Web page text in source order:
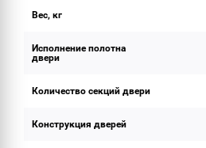
Вес, кг
Исполнение полотна
двери
Количество секций двери
Конструкция дверей